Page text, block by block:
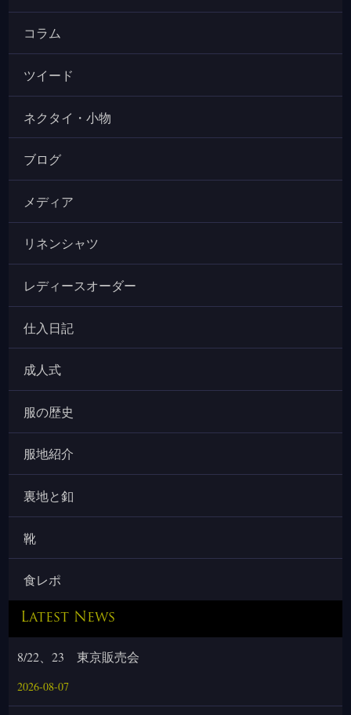
コラム
ツイード
ネクタイ・小物
ブログ
メディア
リネンシャツ
レディースオーダー
仕入日記
成人式
服の歴史
服地紹介
裏地と釦
靴
食レポ
Latest News
8/22、23 東京販売会
2026-08-07